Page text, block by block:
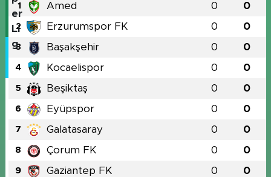
1 Amed 0 0
2 Erzurumspor FK 0 0
3 Başakşehir 0 0
4 Kocaelispor 0 0
5 Beşiktaş 0 0
6 Eyüpspor 0 0
7 Galatasaray 0 0
8 Çorum FK 0 0
9 Gaziantep FK 0 0